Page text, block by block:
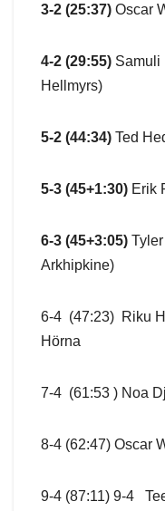
3-2 (25:37) Oscar
4-2 (29:55) Samuli
Hellmyrs)
5-2 (44:34) Ted
5-3 (45+1:30) Erik
6-3 (45+3:05)
Arkhipkine)
6-4 (47:23) Riku
Hörna
7-4 (61:53 ) Noa
8-4 (62:47) Oscar
9-4 (87:11) 9-4